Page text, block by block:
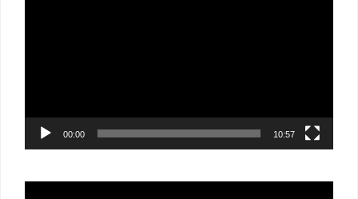
00:00 10:57